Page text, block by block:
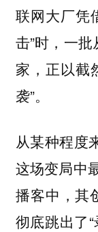
联网大厂凭
击”时，一
家，正以截
袭”。
从某种程度
这场变局中
播客中，其
彻底跳出了